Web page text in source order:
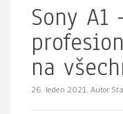
Sony A1
na
26. leden 2021. Autor